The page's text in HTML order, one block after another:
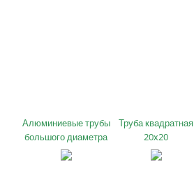
Алюминиевые трубы
большого диаметра
Труба квадратная
20х20